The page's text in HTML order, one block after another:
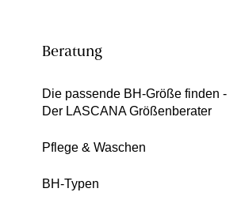
Beratung
Die passende BH-Größe finden -
Der LASCANA Größenberater
Pflege & Waschen
BH-Typen